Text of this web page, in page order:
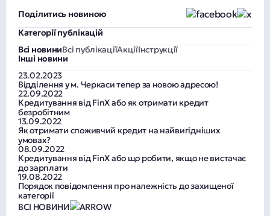
Поділитись новиною
Категорії публікацій
Всі новиниВсі публікаціїАкціїІнструкції
Інші новини
23.02.2023
Відділення у м. Черкаси тепер за новою адресою!
22.09.2022
Кредитування від FinX або як отримати кредит
безробітним
13.09.2022
Як отримати споживчий кредит на найвигідніших
умовах?
08.09.2022
Кредитування від FinX або що робити, якщо не вистачає
до зарплати
19.08.2022
Порядок повідомлення про належність до захищеної
категорії
ВСІ НОВИНИ